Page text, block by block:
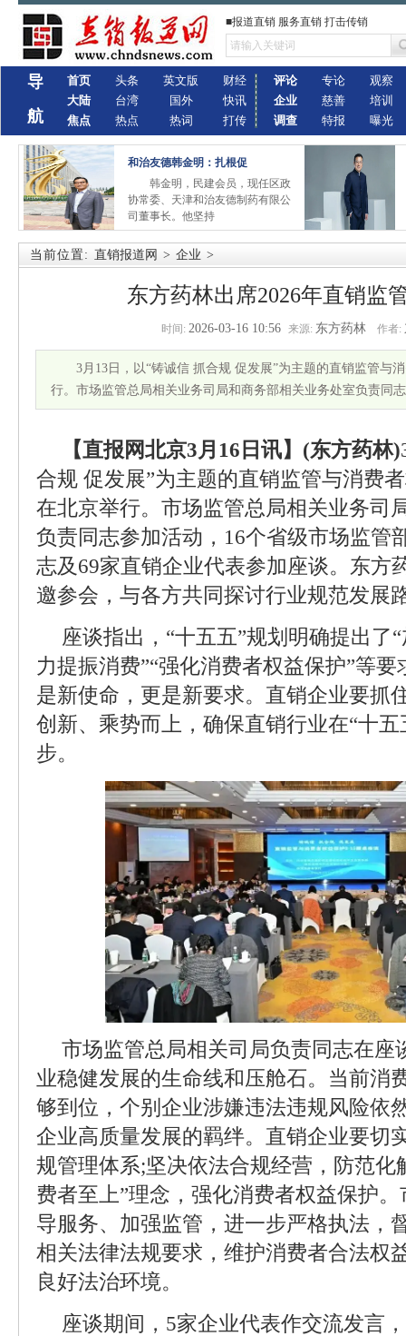
■报道直销 服务直销 打击传销
导
航
首页
大陆
焦点
头条
台湾
热点
英文版
国外
热词
财经
快讯
打传
评论
企业
调查
专论
慈善
特报
观察
培训
曝光
和治友德韩金明：扎根促
韩金明，民建会员，现任区政
协常委、天津和治友德制药有限公
司董事长。他坚持
当前位置: 直销报道网 > 企业 >
东方药林出席2026年直销监
时间: 2026-03-16 10:56 来源: 东方药林 作者:
3月13日，以“铸诚信 抓合规 促发展”为主题的直销监管与
行。市场监管总局相关业务司局和商务部相关业务处室负责同
【直报网北京3月16日讯】(东方药林)
合规 促发展”为主题的直销监管与消费
在北京举行。市场监管总局相关业务司
负责同志参加活动，16个省级市场监管
志及69家直销企业代表参加座谈。东方
邀参会，与各方共同探讨行业规范发展
座谈指出，“十五五”规划明确提出了
力提振消费”“强化消费者权益保护”等
是新使命，更是新要求。直销企业要抓
创新、乘势而上，确保直销行业在“十
步。
市场监管总局相关司局负责同志在座
业稳健发展的生命线和压舱石。当前消
够到位，个别企业涉嫌违法违规风险依
企业高质量发展的羁绊。直销企业要切
规管理体系;坚决依法合规经营，防范化
费者至上”理念，强化消费者权益保护
导服务、加强监管，进一步严格执法，
相关法律法规要求，维护消费者合法权
良好法治环境。
座谈期间，5家企业代表作交流发言